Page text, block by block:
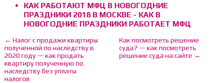
КАК РАБОТАЮТ МФЦ В НОВОГОДНИЕ
ПРАЗДНИКИ 2018 В МОСКВЕ - КАК В
НОВОГОДНИЕ ПРАЗДНИКИ РАБОТАЕТ МФЦ
← Налог с продажи квартиры
полученной по наследству в
2020 году — как продать
квартиру полученную по
наследству без уплаты
налогов
Как посмотреть решение
суда? — как посмотреть
решение суда на сайте →